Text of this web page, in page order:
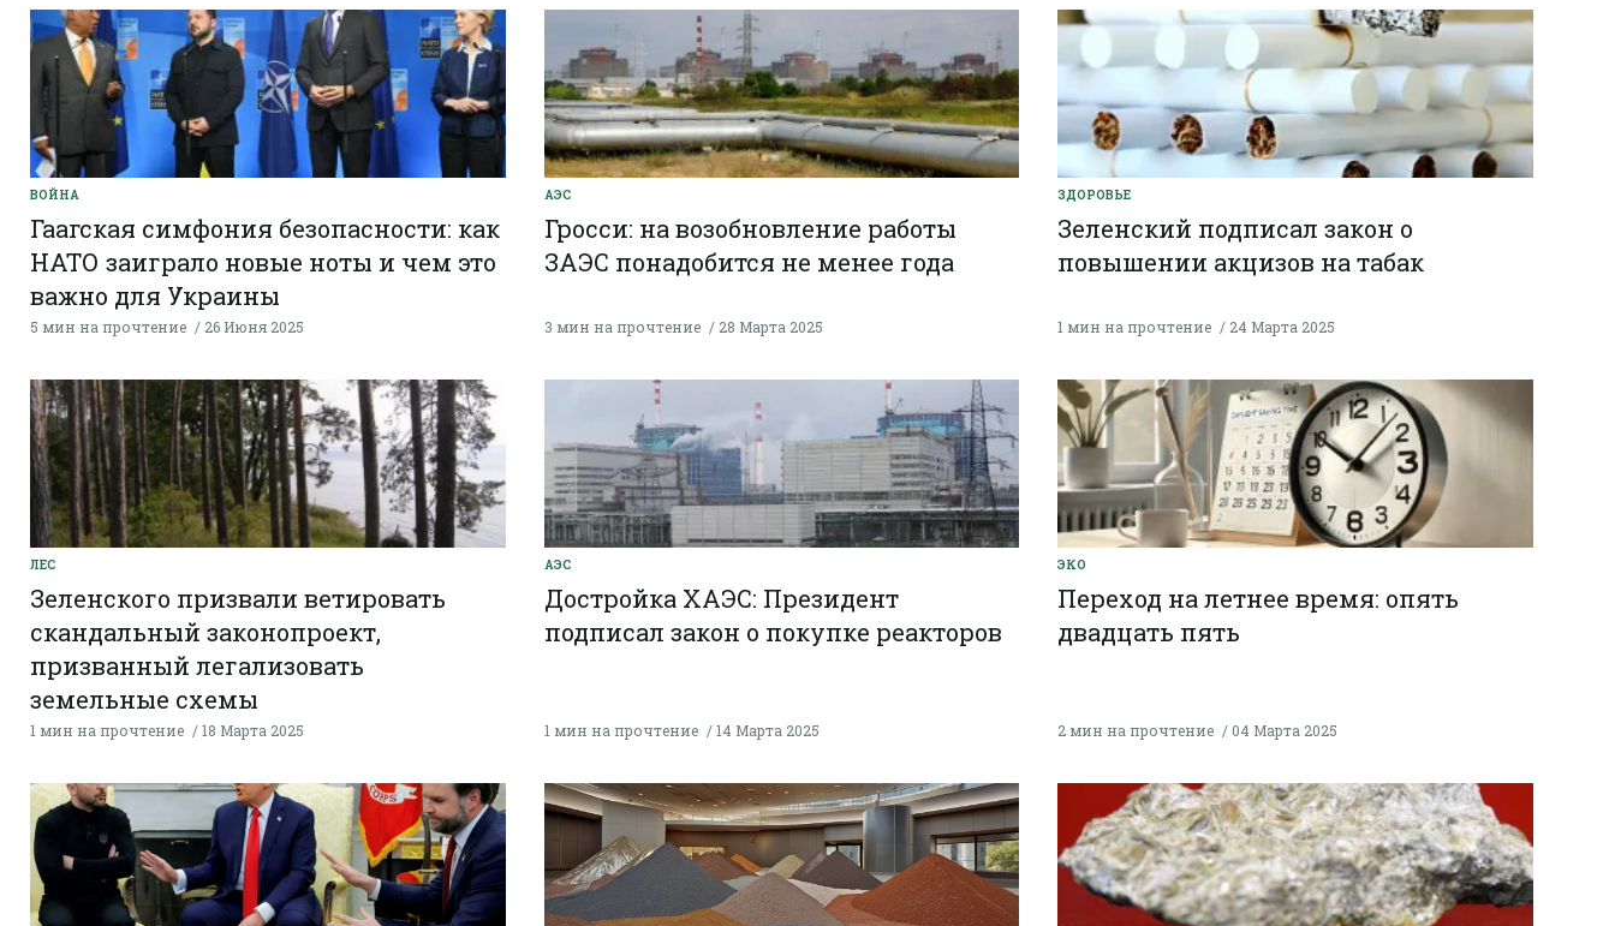
ВОЙНА
Гаагская симфония безопасности: как
НАТО заиграло новые ноты и чем это
важно для Украины
5 мин на прочтение 26 Июня 2025
АЭС
Гросси: на возобновление работы
ЗАЭС понадобится не менее года
3 мин на прочтение 28 Марта 2025
ЗДОРОВЬЕ
Зеленский подписал закон о
повышении акцизов на табак
1 мин на прочтение 24 Марта 2025
ЛЕС
Зеленского призвали ветировать
скандальный законопроект,
призванный легализовать
земельные схемы
1 мин на прочтение 18 Марта 2025
АЭС
Достройка ХАЭС: Президент
подписал закон о покупке реакторов
1 мин на прочтение 14 Марта 2025
ЭКО
Переход на летнее время: опять
двадцать пять
2 мин на прочтение 04 Марта 2025